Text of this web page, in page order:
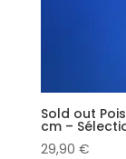
Sold out
cm –
29,90 €